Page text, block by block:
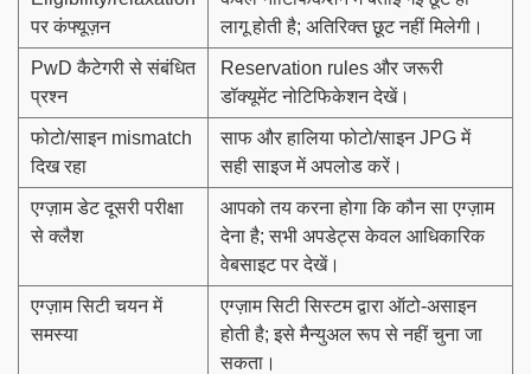
पर कंफ्यूज़न
लागू होती है; अतिरिक्त छूट नहीं मिलेगी।
PwD कैटेगरी से संबंधित
प्रश्न
Reservation rules और जरूरी
डॉक्यूमेंट नोटिफिकेशन देखें।
फोटो/साइन mismatch
दिख रहा
साफ और हालिया फोटो/साइन JPG में
सही साइज में अपलोड करें।
एग्ज़ाम डेट दूसरी परीक्षा
से क्लैश
आपको तय करना होगा कि कौन सा एग्ज़ाम
देना है; सभी अपडेट्स केवल आधिकारिक
वेबसाइट पर देखें।
एग्ज़ाम सिटी चयन में
समस्या
एग्ज़ाम सिटी सिस्टम द्वारा ऑटो-असाइन
होती है; इसे मैन्युअल रूप से नहीं चुना जा
सकता।